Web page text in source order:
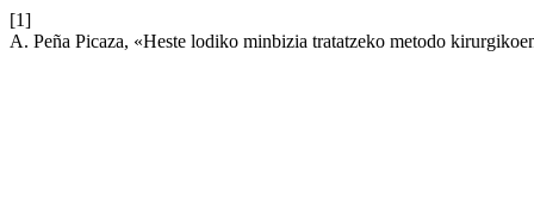
[1]
A. Peña Picaza, «Heste lodiko minbizia tratatzeko metodo